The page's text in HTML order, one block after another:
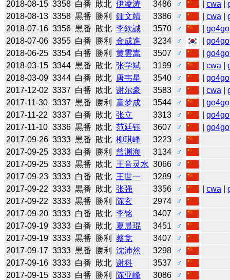
2018-08-15 3358 白番 敗北 伊凌涛 3486 ♂ |cwa |
2018-08-13 3358 黒番 勝利 鍾文靖 3386 ♂ |cwa |
2018-07-16 3356 黒番 敗北 李欽誠 3570 ♂ |go4go
2018-07-06 3355 白番 勝利 金成進 3234 ♂ |go4go
2018-06-25 3354 白番 勝利 黄雲嵩 3507 ♂ |go4go
2018-03-15 3344 黒番 敗北 张学斌 3199 ♂ |cwa |
2018-03-09 3344 白番 敗北 唐韦星 3540 ♂ |go4go
2017-12-02 3337 白番 敗北 谢尔豪 3583 ♂ |cwa |
2017-11-30 3337 黒番 勝利 童梦成 3544 ♂ |go4go
2017-11-22 3337 白番 敗北 张立 3313 ♂ |go4go
2017-11-10 3336 黒番 敗北 范廷钰 3607 ♂ |go4go
2017-09-26 3333 黒番 敗北 柳琪峰 3223
♂
2017-09-25 3333 白番 勝利 曾渊海 3134
♂
2017-09-25 3333 黒番 敗北 王音灵水 3066
♂
2017-09-23 3333 白番 敗北 王世一 3289
♂
2017-09-22 3333 黒番 敗北 张强 3356 ♂ |cwa |
2017-09-22 3333 黒番 勝利 陈玄 2974
♂
2017-09-20 3333 白番 敗北 李铭 3407
♂
2017-09-19 3333 白番 敗北 夏晨琨 3451
♂
2017-09-19 3333 黒番 勝利 蔡竞 3407
♂
2017-09-17 3333 黒番 勝利 沈沛然 3298
♂
2017-09-16 3333 白番 敗北 谢科 3537
♂
2017-09-15 3333 白番 勝利 陈亚峰 3086
♂